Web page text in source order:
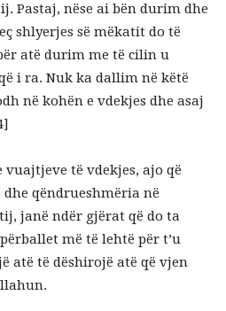
Pastaj, nëse ai bën durim dhe
shlyerjes së mëkatit do të
atë durim me të cilin u
i ra. Nuk ka dallim në këtë
në kohën e vdekjes dhe asaj
të vdekjes, ajo që
qëndrueshmëria në
janë ndër gjërat që do ta
më të lehtë për t’u
atë të dëshirojë atë që vjen